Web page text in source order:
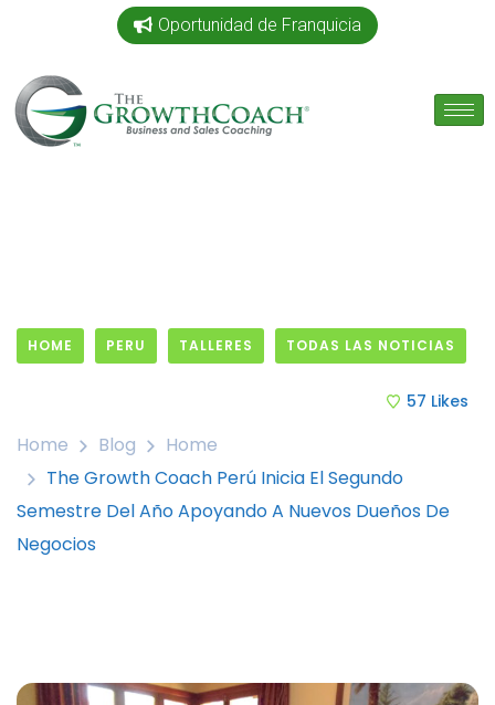
Oportunidad de Franquicia
HOME PERU TALLERES TODAS LAS NOTICIAS
57 Likes
Home Blog
Home
The Growth Coach Perú Inicia El Segundo
Semestre Del Año Apoyando A Nuevos Dueños De
Negocios